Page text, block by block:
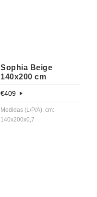
Sophia Beige
140x200 cm
€409
Medidas (L/P/A), cm:
140x200x0,7